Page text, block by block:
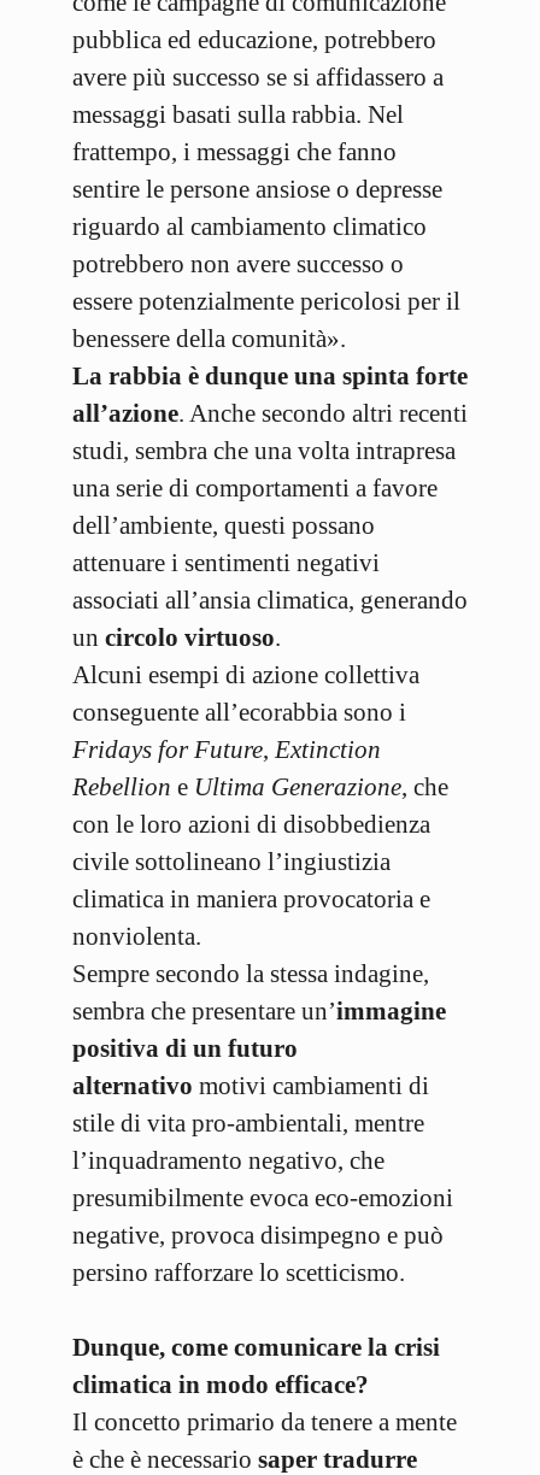
pubblica ed educazione, potrebbero
avere più successo se si affidassero a
messaggi basati sulla rabbia. Nel
frattempo, i messaggi che fanno
sentire le persone ansiose o depresse
riguardo al cambiamento climatico
potrebbero non avere successo o
essere potenzialmente pericolosi per il
benessere della comunità».
La rabbia è dunque una spinta forte
all’azione. Anche secondo altri recenti
studi, sembra che una volta intrapresa
una serie di comportamenti a favore
dell’ambiente, questi possano
attenuare i sentimenti negativi
associati all’ansia climatica, generando
un circolo virtuoso.
Alcuni esempi di azione collettiva
conseguente all’ecorabbia sono i
Fridays for Future,Extinction
Rebellion e Ultima Generazione, che
con le loro azioni di disobbedienza
civile sottolineano l’ingiustizia
climatica in maniera provocatoria e
nonviolenta.
Sempre secondo la stessa indagine,
sembra che presentare un’immagine
positiva di un futuro
alternativo motivi cambiamenti di
stile di vita pro-ambientali, mentre
l’inquadramento negativo, che
presumibilmente evoca eco-emozioni
negative, provoca disimpegno e può
persino rafforzare lo scetticismo.
Dunque, come comunicare la crisi
climatica in modo efficace?
Il concetto primario da tenere a mente
è che è necessario saper tradurre